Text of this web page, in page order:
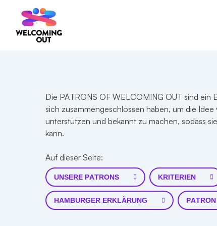
Die PATRONS OF WELCOMING OUT sind ein
sich zusammengeschlossen haben, um die
unterstützen und bekannt zu machen, sodass
kann.
Auf dieser Seite:
UNSERE PATRONS KRITERIEN
HAMBURGER ERKLÄRUNG